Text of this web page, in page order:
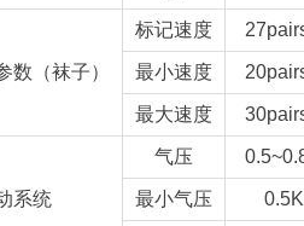
数（袜子）
标记速度
最小速度
最大速度
系统
气压
最小气压